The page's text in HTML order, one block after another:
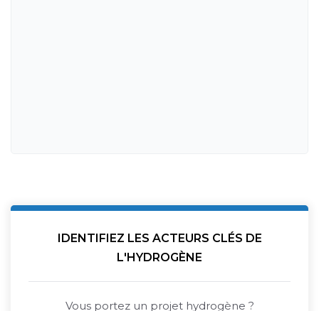
IDENTIFIEZ LES ACTEURS CLÉS DE
L'HYDROGÈNE
Vous portez un projet hydrogène ?